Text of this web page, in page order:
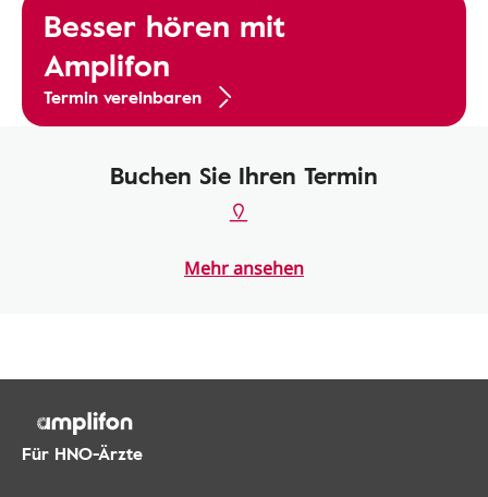
Besser hören mit
Amplifon
Termin vereinbaren
Buchen Sie Ihren Termin
Mehr ansehen
Für HNO-Ärzte